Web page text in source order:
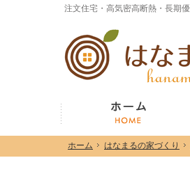
ホーム はなまるの家づくり
ホーム はなまるの家づくり